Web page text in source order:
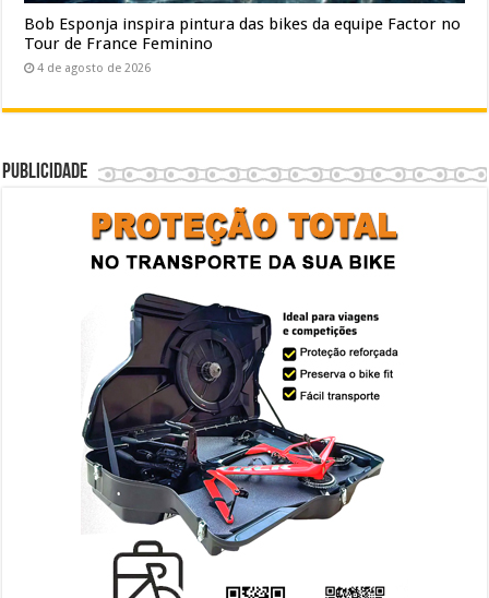
Bob Esponja inspira pintura das bikes da equipe Factor no
Tour de France Feminino
4 de agosto de 2026
Publicidade